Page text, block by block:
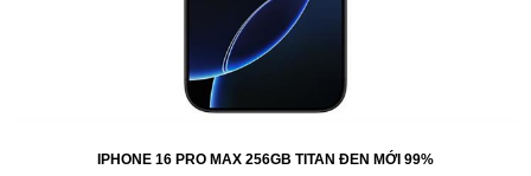
IPHONE 16 PRO MAX 256GB TITAN ĐEN MỚI 99%